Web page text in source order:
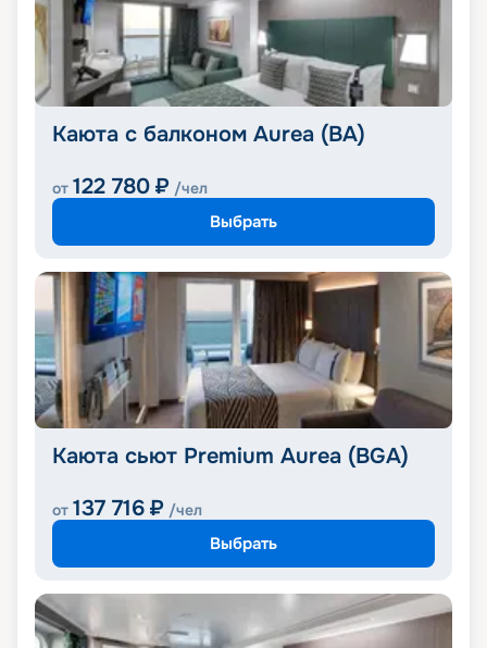
Каюта с балконом Aurea (BA)
от 122 780 ₽ /чел
Выбрать
Каюта сьют Premium Aurea (BGA)
от 137 716 ₽ /чел
Выбрать